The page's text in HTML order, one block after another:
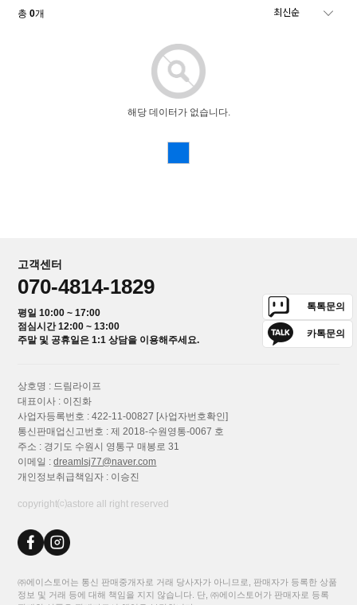
총0개
해당 데이터가 없습니다.
고객센터
070-4814-1829
평일 10:00 ~ 17:00
점심시간 12:00 ~ 13:00
주말 및 공휴일은 1:1 상담을 이용해주세요.
톡톡문의
카톡문의
상호명 : 드림라이프
대표이사 : 이진화
사업자등록번호 : 422-11-00827 [사업자번호확인]
통신판매업신고번호 : 제 2018-수원영통-0067 호
주소 : 경기도 수원시 영통구 매봉로 31
이메일 :dreamlsj77@naver.com
개인정보취급책임자 : 이승진
copyright⒞astore all right reserved
㈜에이스토어는 통신 판매중개자로 거래 당사자가 아니므로, 판매자가 등록한 상품
정보 및 거래 등에 대해 책임을 지지 않습니다. 단, ㈜에이스토어가 판매자로 등록